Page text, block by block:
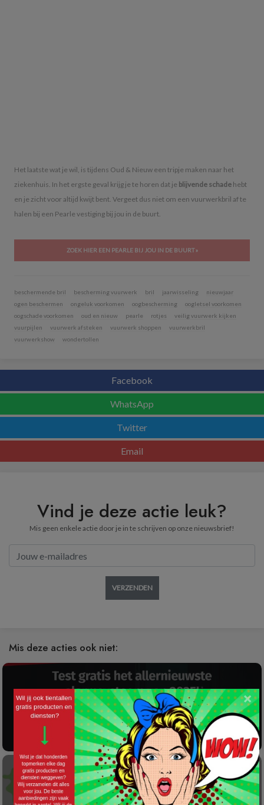
Het laatste wat je wil, is tijdens Oud & Nieuw een tripje maken naar het
ziekenhuis. In het ergste geval krijg je te horen dat je blijvende schade hebt
en je zicht voor altijd kwijt bent. Vergeet dus niet om een vuurwerkbril af te
halen bij een Pearle vestiging bij jou in de buurt.
ZOEK HIER EEN PEARLE BIJ JOU IN DE BUURT »
beschermende bril bescherming vuurwerk bril jaarwisseling
nieuwjaar
ogen beschermen
ongeluk voorkomen oogbescherming
oogletsel voorkomen
oogschade voorkomen
oud en nieuw pearle rotjes
veilig vuurwerk kijken
vuurpijlen
vuurwerk afsteken vuurwerk shoppen
vuurwerkbril
vuurwerkshow
wondertollen
Facebook
WhatsApp
Twitter
Email
Vind je deze actie leuk?
Mis geen enkele actie door je in te schrijven op onze nieuwsbrief!
VERZENDEN
Mis deze acties ook niet:
Gratis 2025 Alarmsysteem Testen!
×